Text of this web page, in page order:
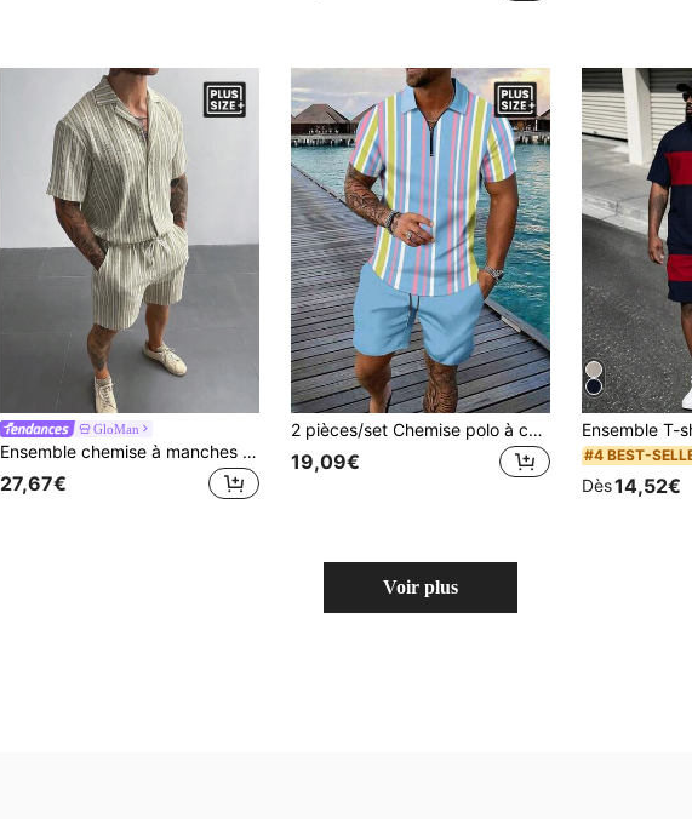
GloMan
Ensemble chemise à manches courtes à simple boutonnage et short pour hommes grandes tailles GloMan.Tenues confortables, style décontracté d'été de plage à rayures et blocs de couleurs, vacances, quotidien.Pour mari/papa
27,67€
2 pièces/set Chemise polo à col zippé imprimée et short pour homme, tenue de plage, de sport et de vacances décontractée de couleur vive pour le printemps/été
19,09€ #4 BEST-
Dès14,52€
Voir plus